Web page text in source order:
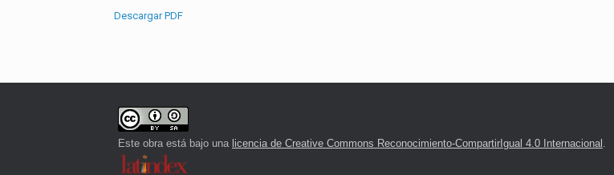
Descargar PDF
Este obra está bajo una licencia de Creative Commons Reconocimiento-CompartirIgual 4.0 Internacional .